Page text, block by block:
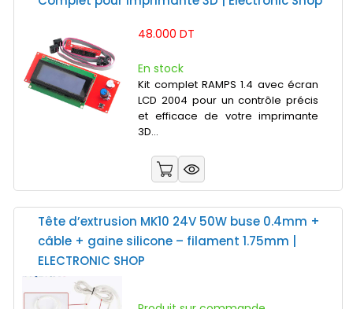
48.000 DT
En stock
Kit complet RAMPS 1.4 avec écran
LCD 2004 pour un contrôle précis
et efficace de votre imprimante
3D...
Tête d’extrusion MK10 24V 50W buse 0.4mm +
câble + gaine silicone – filament 1.75mm |
ELECTRONIC SHOP